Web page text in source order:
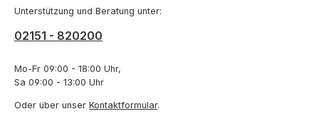
Unterstützung und Beratung unter:
02151 - 820200
Mo-Fr 09:00 - 18:00 Uhr,
Sa 09:00 - 13:00 Uhr
Oder über unser Kontaktformular.